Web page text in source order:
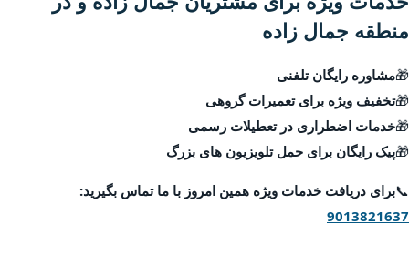
منطقه جمال زاده
🎁مشاوره رایگان تلفنی
🎁تخفیف ویژه برای تعمیرات گروهی
🎁خدمات اضطراری در تعطیلات رسمی
🎁پیک رایگان برای حمل تلویزیون های بزرگ
📞برای دریافت خدمات ویژه همین امروز با ما تماس بگیرید:
9013821637